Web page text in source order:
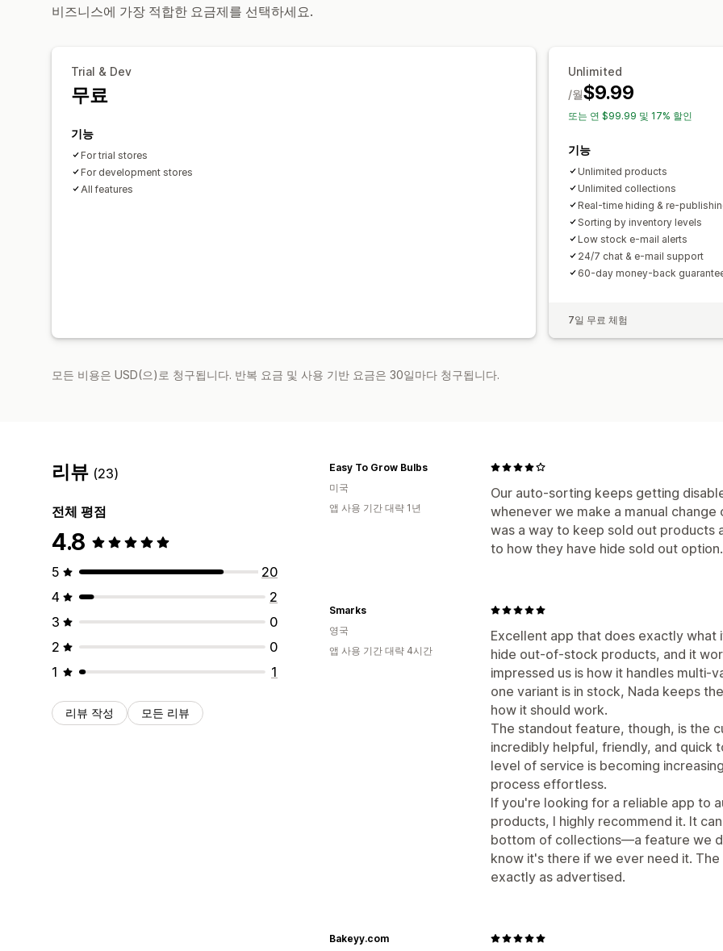
비즈니스에 가장 적합한 요금제를 선택하세요.
Trial & Dev
무료
기능
For trial stores
For development stores
All features
Unlimited
$9.99
/월
또는 연 $99.99 및 17% 할인
기능
Unlimited products
Unlimited collections
Real-time hiding & re-
Sorting by inventory levels
Low stock e-mail alerts
24/7 chat & e-mail support
60-day money-back
7일 무료 체험
모든 비용은 USD(으)로 청구됩니다. 반복 요금 및 사용 기반 요금은 30일마다 청구됩니다.
리뷰 (23)
전체 평점
4.8
5
20
4
2
3
0
2
0
1
1
리뷰 작성 모든 리뷰
Our auto-sorting keeps getting
whenever we make a manuaI
was a way to keep sold out products
to how they have hide sold out option.
Easy To Grow Bulbs
미국
앱 사용 기간 대략 1년
Excellent app that does exactly what
hide out-of-stock products, and it
impressed us is how it handles multi-
one variant is in stock, Nada keeps
how it should work.
The standout feature, though, is the
incredibly helpful, friendly, and quick
level of service is becoming
process effortless.
If you're looking for a reliable app to
products, I highly recommend it. It
bottom of collections—a feature we
know it's there if we ever need it.
exactly as advertised.
Smarks
영국
앱 사용 기간 대략 4시간
Bakeyy.com